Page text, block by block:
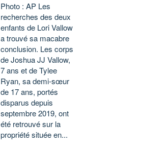
Photo : AP Les
recherches des deux
enfants de Lori Vallow
a trouvé sa macabre
conclusion. Les corps
de Joshua JJ Vallow,
7 ans et de Tylee
Ryan, sa demi-sœur
de 17 ans, portés
disparus depuis
septembre 2019, ont
été retrouvé sur la
propriété située en...